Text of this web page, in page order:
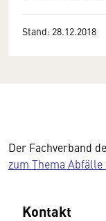
Stand: 28.12.2018
Der Fachverband
zum Thema
Kontakt